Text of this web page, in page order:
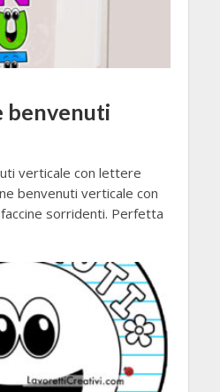
benvenuti
verticale con lettere
benvenuti verticale con
sorridenti. Perfetta